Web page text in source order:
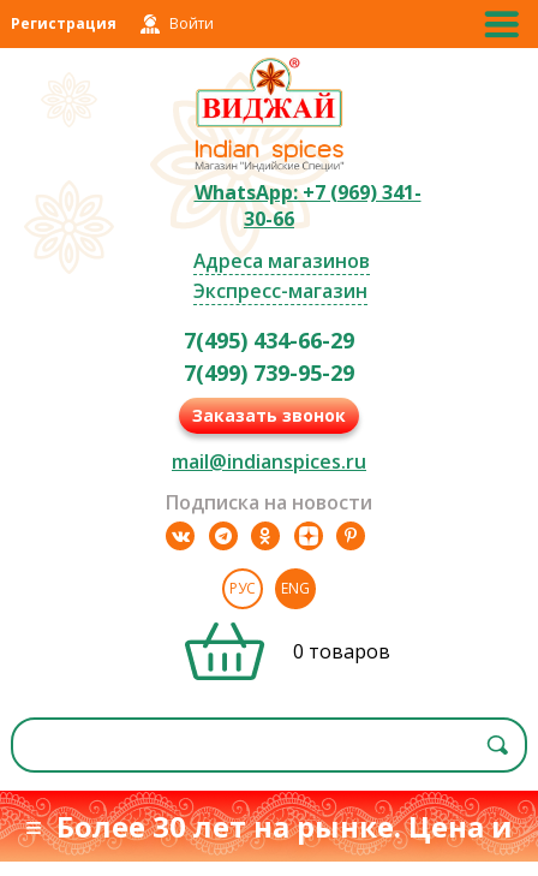
Регистрация Войти
WhatsApp: +7 (969) 341-
30-66
Адреса магазинов
Экспресс-магазин
7(495) 434-66-29
7(499) 739-95-29
Заказать звонок
mail@indianspices.ru
Подписка на новости
РУС ENG
0 товаров
≡ Более 30 лет на рынке. Цена и